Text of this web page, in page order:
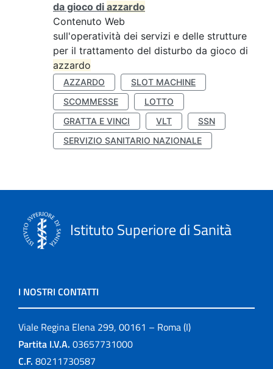
da gioco di azzardo
Contenuto Web
sull'operatività dei servizi e delle strutture
per il trattamento del disturbo da gioco di
azzardo
AZZARDO
SLOT MACHINE
SCOMMESSE
LOTTO
GRATTA E VINCI
VLT
SSN
SERVIZIO SANITARIO NAZIONALE
Istituto Superiore di Sanità
I NOSTRI CONTATTI
Viale Regina Elena 299, 00161 – Roma (I)
Partita I.V.A. 03657731000
C.F. 80211730587